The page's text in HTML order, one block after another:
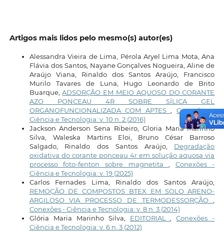
Artigos mais lidos pelo mesmo(s) autor(es)
Alessandra Vieira de Lima, Pérola Aryel Lima Mota, Ana
Flávia dos Santos, Nayane Gonçalves Nogueira, Aline de
Araújo Viana, Rinaldo dos Santos Araújo, Francisco
Murilo Tavares de Luna, Hugo Leonardo de Brito
Buarque,ADSORÇÃO EM MEIO AQUOSO DO CORANTE
AZO PONCEAU 4R SOBRE SÍLICA GEL
ORGANOFUNCIONALIZADA COM APTES
Conexões -
Ciência e Tecnologia: v. 10 n. 2 (2016)
Jackson Anderson Sena Ribeiro, Gloria Maria Marinho
Silva, Waleska Martins Eloi, Bruno César Barroso
Salgado, Rinaldo dos Santos Araújo, Degradação
oxidativa do corante ponceau 4r em solução aquosa via
processo foto-fenton sobre magnetita
Conexões -
Ciência e Tecnologia: v. 19 (2025)
Carlos Fernades Lima, Rinaldo dos Santos Araújo,
REMOÇÃO DE COMPOSTOS BTEX EM SOLO ARENO-
ARGILOSO VIA PROCESSO DE TERMODESSORÇÃO
Conexões - Ciência e Tecnologia: v. 8 n. 3 (2014)
Glória Maria Marinho Silva, EDITORIAL ,Conexões -
Ciência e Tecnologia: v. 6 n. 3 (2012)